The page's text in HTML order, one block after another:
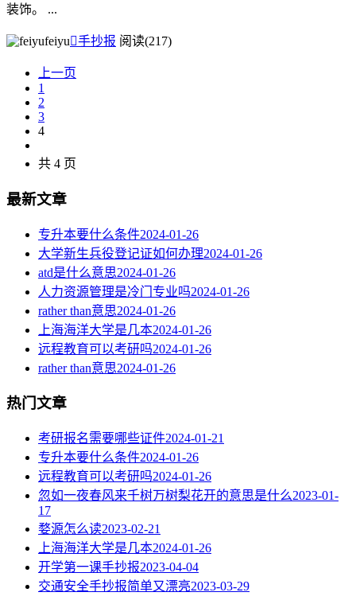
装饰。 ...
feiyu手抄报 阅读(217)
上一页
1
2
3
4
共 4 页
最新文章
专升本要什么条件2024-01-26
大学新生兵役登记证如何办理2024-01-26
atd是什么意思2024-01-26
人力资源管理是冷门专业吗2024-01-26
rather than意思2024-01-26
上海海洋大学是几本2024-01-26
远程教育可以考研吗2024-01-26
rather than意思2024-01-26
热门文章
考研报名需要哪些证件2024-01-21
专升本要什么条件2024-01-26
远程教育可以考研吗2024-01-26
忽如一夜春风来千树万树梨花开的意思是什么2023-01-
17
婺源怎么读2023-02-21
上海海洋大学是几本2024-01-26
开学第一课手抄报2023-04-04
交通安全手抄报简单又漂亮2023-03-29